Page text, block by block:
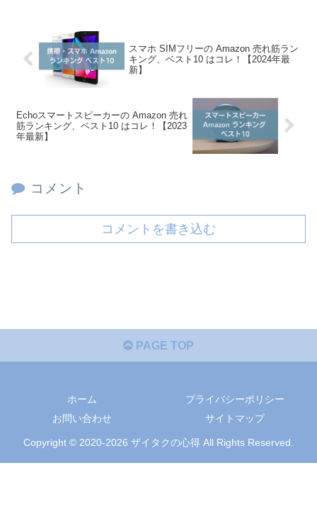
スマホ SIMフリーの Amazon 売れ筋ラン
キング、ベスト10 はコレ！【2024年最
新】
Echoスマートスピーカーの Amazon 売れ
筋ランキング、ベスト10 はコレ！【2023
年最新】
コメント
コメントを書き込む
PAGE TOP
ホーム
プライバシーポリシー
お問い合わせ
サイトマップ
Copyright © 2020-2026 ザイタクの心得 All Rights Reserved.